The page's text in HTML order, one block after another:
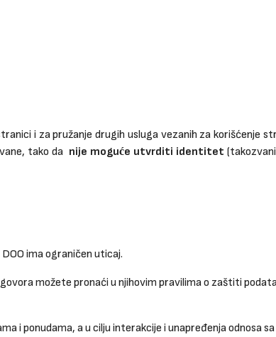
i za pružanje drugih usluga vezanih za korišćenje
tako da nije moguće utvrditi identitet
ima ograničen uticaj.
možete pronaći u njihovim pravilima o zaštiti
i ponudama, a u cilju interakcije i unapređenja odnosa